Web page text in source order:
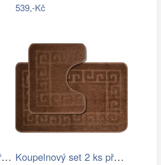
539,-Kč
BO-MA, Koupelnová předložka Ella micro… Koupelnový set 2 ks předložek WAYMORE